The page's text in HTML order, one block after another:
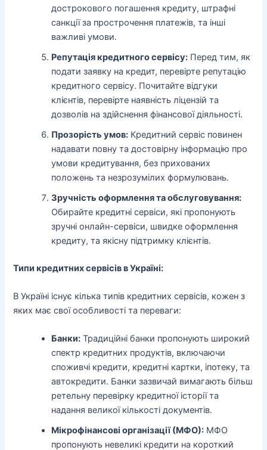
дострокового погашення кредиту, штрафні
санкції за прострочення платежів, та інші
важливі умови.
Репутація кредитного сервісу: Перед тим, як
подати заявку на кредит, перевірте репутацію
кредитного сервісу. Почитайте відгуки
клієнтів, перевірте наявність ліцензій та
дозволів на здійснення фінансової діяльності.
Прозорість умов: Кредитний сервіс повинен
надавати повну та достовірну інформацію про
умови кредитування, без прихованих
положень та незрозумілих формулювань.
Зручність оформлення та обслуговування:
Обирайте кредитні сервіси, які пропонують
зручні онлайн-сервіси, швидке оформлення
кредиту, та якісну підтримку клієнтів.
Типи кредитних сервісів в Україні:
В Україні існує кілька типів кредитних сервісів, кожен з
яких має свої особливості та переваги:
Банки: Традиційні банки пропонують широкий
спектр кредитних продуктів, включаючи
споживчі кредити, кредитні картки, іпотеку, та
автокредити. Банки зазвичай вимагають більш
ретельну перевірку кредитної історії та
надання великої кількості документів.
Мікрофінансові організації (МФО): МФО
пропонують невеликі кредити на короткий